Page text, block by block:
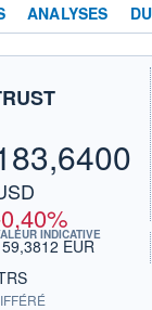
ANALYSES
INDICATIVE
EUR